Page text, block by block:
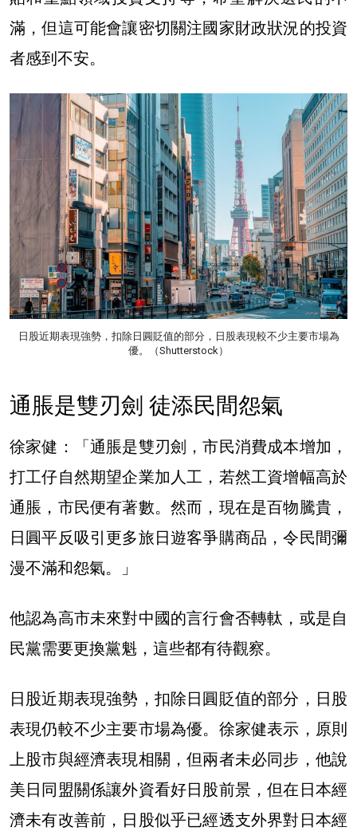
滿，但這可能會讓密切關注國家財政狀況的投資
者感到不安。
日股近期表現強勢，扣除日圓貶值的部分，日股表現較不少主要市場為
優。（Shutterstock）
通脹是雙刃劍 徒添民間怨氣
徐家健：「通脹是雙刃劍，市民消費成本增加，
打工仔自然期望企業加人工，若然工資增幅高於
通脹，市民便有著數。然而，現在是百物騰貴，
日圓平反吸引更多旅日遊客爭購商品，令民間彌
漫不滿和怨氣。」
他認為高市未來對中國的言行會否轉軚，或是自
民黨需要更換黨魁，這些都有待觀察。
日股近期表現強勢，扣除日圓貶值的部分，日股
表現仍較不少主要市場為優。徐家健表示，原則
上股市與經濟表現相關，但兩者未必同步，他說
美日同盟關係讓外資看好日股前景，但在日本經
濟未有改善前，日股似乎已經透支外界對日本經